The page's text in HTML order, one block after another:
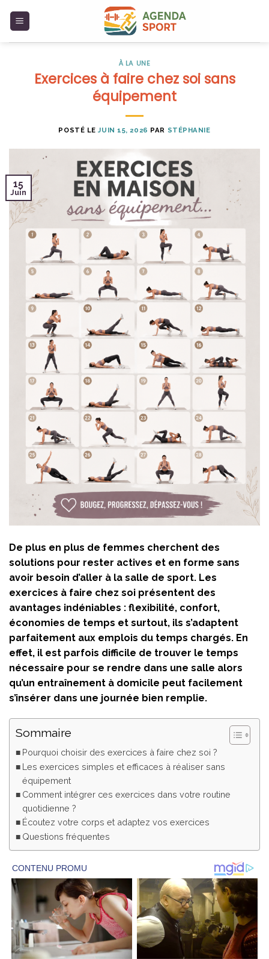
À LA UNE
Exercices à faire chez soi sans
équipement
POSTÉ LEJUIN 15, 2026 PAR STÉPHANIE
15
Juin
De plus en plus de femmes cherchent des
solutions pour rester actives et en forme sans
avoir besoin d’aller à la salle de sport. Les
exercices à faire chez soi présentent des
avantages indéniables : flexibilité, confort,
économies de temps et surtout, ils s’adaptent
parfaitement aux emplois du temps chargés. En
effet, il est parfois difficile de trouver le temps
nécessaire pour se rendre dans une salle alors
qu’un entraînement à domicile peut facilement
s’insérer dans une journée bien remplie.
Sommaire
Pourquoi choisir des exercices à faire chez soi ?
Les exercices simples et efficaces à réaliser sans
équipement
Comment intégrer ces exercices dans votre routine
quotidienne ?
Écoutez votre corps et adaptez vos exercices
Questions fréquentes